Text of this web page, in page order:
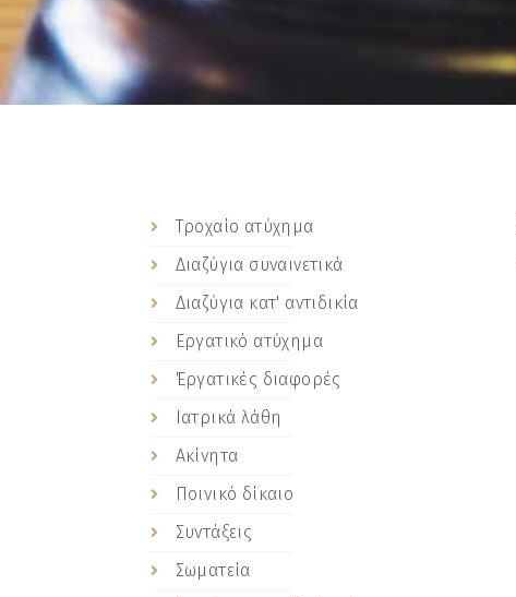
Tροχαίο ατύχημα
Διαζύγια συναινετικά
Διαζύγια κατ' αντιδικία
Eργατικό ατύχημα
Έργατικές διαφορές
Iατρικά λάθη
Ακίνητα
Ποινικό δίκαιο
Συντάξεις
Σωματεία